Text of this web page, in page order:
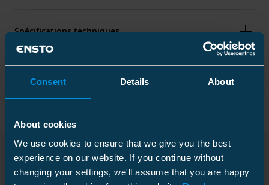
Consent Details About
About cookies
We use cookies to ensure that we give you the best
experience on our website. If you continue without
changing your settings, we'll assume that you are happy
Spécifications techniques
Certificats
Normes EN 50397-2
Carton
Téléchargements